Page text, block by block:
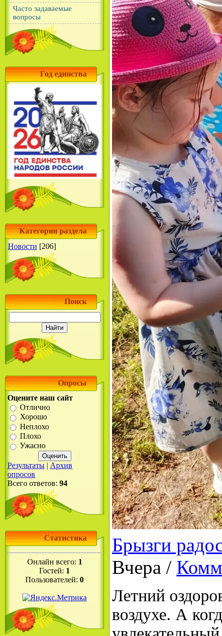
Часто задаваемые
вопросы
Год единства
Категории раздела
Новости [206]
Поиск
Опросы
Оцените наш сайт
Отлично
Хорошо
Неплохо
Плохо
Ужасно
Результаты | Архив
опросов
Всего ответов: 94
Статистика
Онлайн всего: 1
Гостей: 1
Пользователей: 0
Брызги
Вчера /
Летний
воздухе. А